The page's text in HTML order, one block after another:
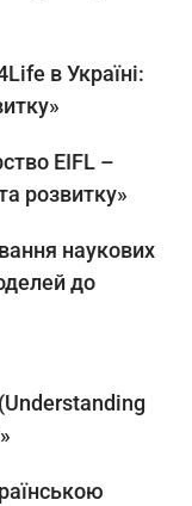
в Україні:
EIFL –
розвитку»
наукових
до